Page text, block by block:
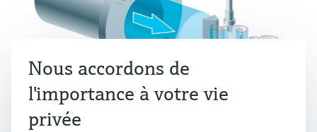
Principe de mesure du débit vortex
Nous accordons de
l'importance à votre vie
privée